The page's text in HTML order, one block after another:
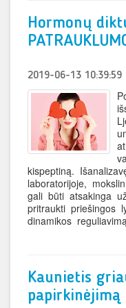
Hormonų
2019-06-13 10:39:59
kispeptiną.
laboratorijoje,
gali būti atsakinga
pritraukti priešingos
dinamikos
Kaunietis
papirkinėjimą